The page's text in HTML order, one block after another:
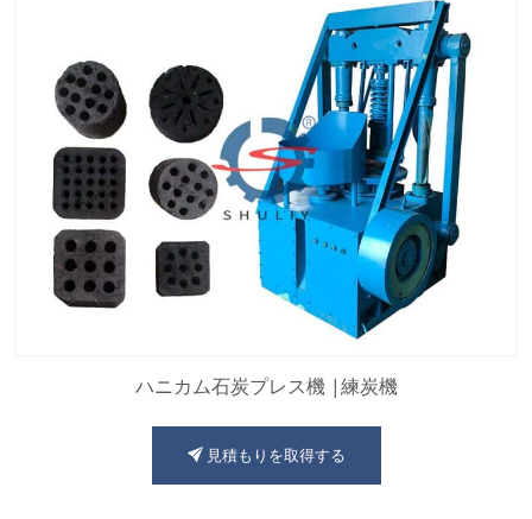
ハニカム石炭プレス機 |練炭機
見積もりを取得する